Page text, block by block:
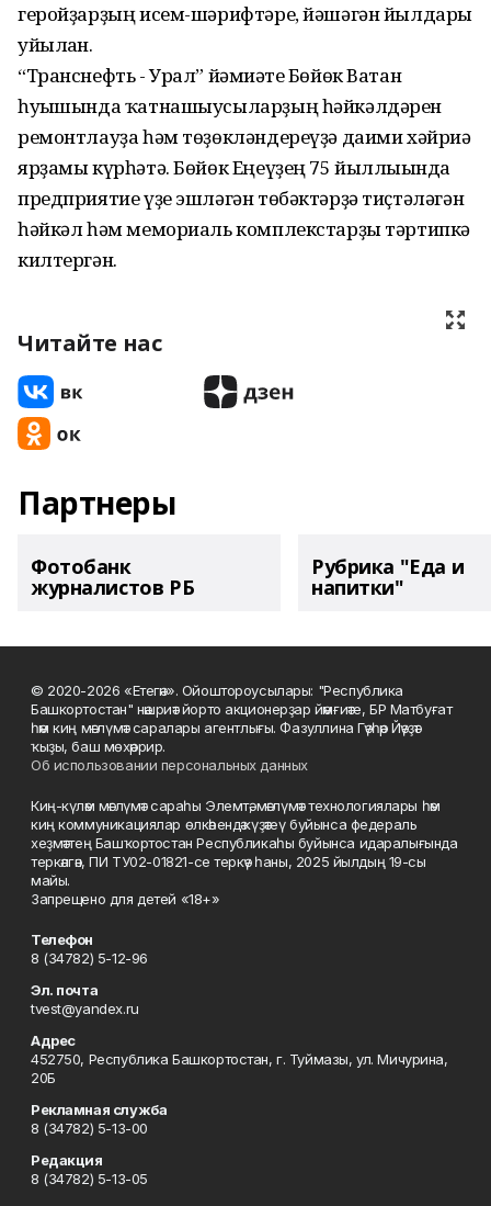
геройҙарҙың исем-шәрифтәре, йәшәгән йылдары
уйылған.
“Транснефть - Урал” йәмғиәте Бөйөк Ватан
һуғышында ҡатнашыусыларҙың һәйкәлдәрен
ремонтлауҙа һәм төҙөкләндереүҙә даими хәйриә
ярҙамы күрһәтә. Бөйөк Еңеүҙең 75 йыллығында
предприятие үҙе эшләгән төбәктәрҙә тиҫтәләгән
һәйкәл һәм мемориаль комплекстарҙы тәртипкә
килтергән.
Читайте нас
Партнеры
Фотобанк
журналистов РБ
Рубрика "Еда и
напитки"
© 2020-2026 «Етегән». Ойоштороусылары: "Республика
Башкортостан" нәшриәт йорто акционерҙар йәмғиәте, БР Матбуғат
һәм киң мәғлүмәт саралары агентлығы. Фазуллина Гәүһәр Йәүҙәт
ҡыҙы, баш мөхәррир.
Об использовании персональных данных
Киң-күләм мәғлүмәт сараһы Элемтә, мәғлүмәт технологиялары һәм
киң коммуникациялар өлкәһендә күҙәтеү буйынса федераль
хеҙмәттең Башҡортостан Республикаһы буйынса идаралығында
теркәлгән, ПИ ТУ02-01821-се теркәү һаны, 2025 йылдың 19-сы
майы.
Запрещено для детей «18+»
Телефон
8 (34782) 5-12-96
Эл. почта
tvest@yandex.ru
Адрес
452750, Республика Башкортостан, г. Туймазы, ул. Мичурина,
20Б
Рекламная служба
8 (34782) 5-13-00
Редакция
8 (34782) 5-13-05